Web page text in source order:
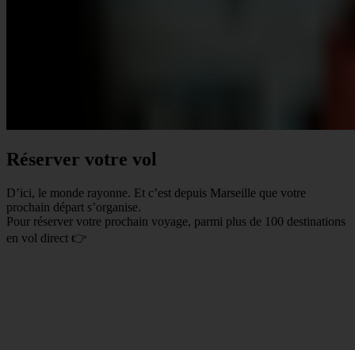
Réserver votre vol
D’ici, le monde rayonne. Et c’est depuis Marseille que votre
prochain départ s’organise.
Pour réserver votre prochain voyage, parmi plus de 100 destinations
en vol direct 👉